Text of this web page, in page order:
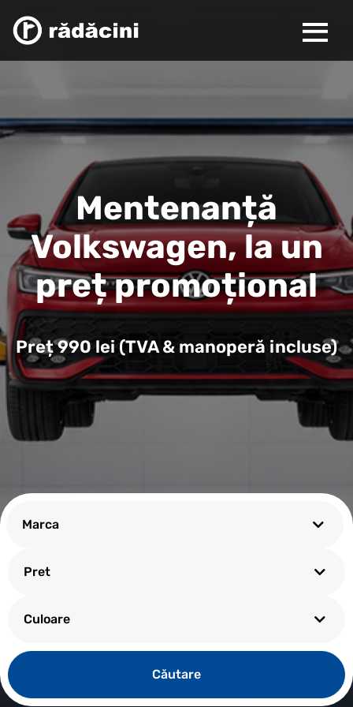
Marca
Pret
Culoare
Сăutare
Mentenanță
Volkswagen, la un
preț promoțional
Preț 990 lei (TVA & manoperă incluse)